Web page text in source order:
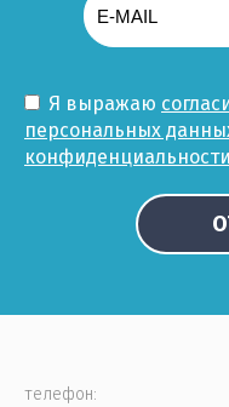
Я выражаю
персональных
конфиденциальности
телефон: